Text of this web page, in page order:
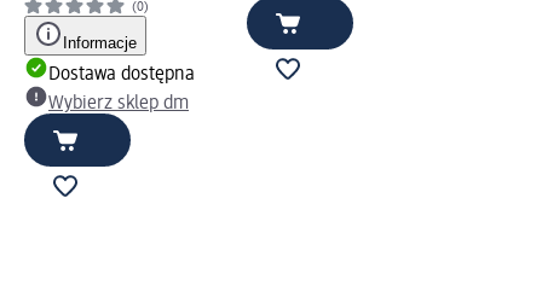
(0)
Informacje
Dostawa dostępna
Wybierz sklep dm